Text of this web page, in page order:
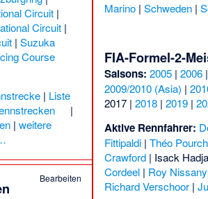
Circuit|
Circuit|
| Suzuka
Course
| Liste
|
| weitere
Marino| Schweden|
FIA-Formel-2-
Saisons: 2005| 2006
2009/2010 (Asia) |
2017| 2018| 2019|
Aktive Rennfahrer:
Fittipaldi| Théo
Crawford| Isack
Cordeel| Roy Nissany
Richard Verschoor|
Bearbeiten